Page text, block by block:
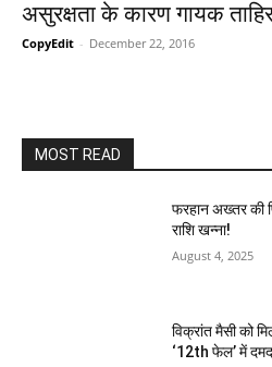
असुरक्षता के कारण गायक
CopyEdit - December 22, 2016
MOST READ
फरहान अख्तर की
राशि खन्ना!
August 4, 2025
विक्रांत मैसी को
‘12th फेल’ में